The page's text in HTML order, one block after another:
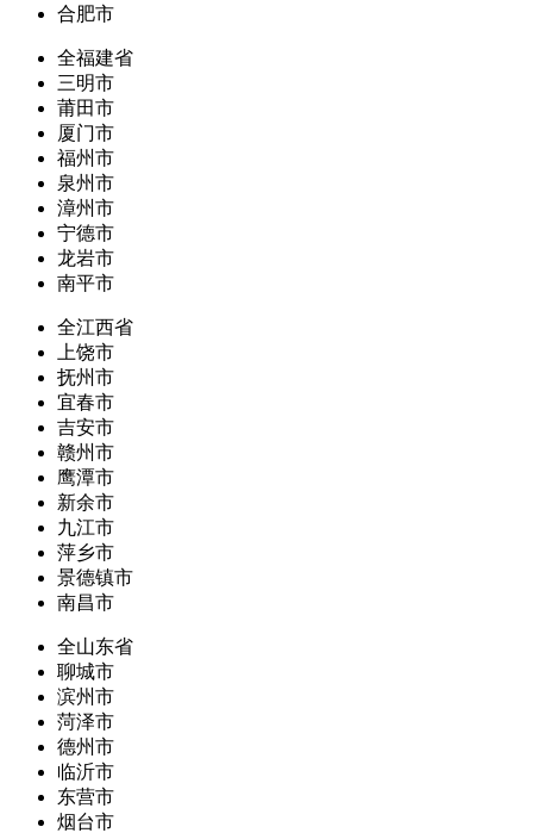
合肥市
全福建省
三明市
莆田市
厦门市
福州市
泉州市
漳州市
宁德市
龙岩市
南平市
全江西省
上饶市
抚州市
宜春市
吉安市
赣州市
鹰潭市
新余市
九江市
萍乡市
景德镇市
南昌市
全山东省
聊城市
滨州市
菏泽市
德州市
临沂市
东营市
烟台市